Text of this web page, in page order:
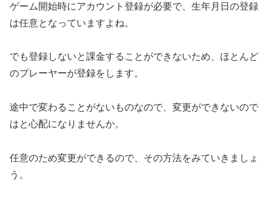
ゲーム開始時にアカウント登録が必要で、生年月日の登録
は任意となっていますよね。
でも登録しないと課金することができないため、ほとんど
のプレーヤーが登録をします。
途中で変わることがないものなので、変更ができないので
はと心配になりませんか。
任意のため変更ができるので、その方法をみていきましょ
う。